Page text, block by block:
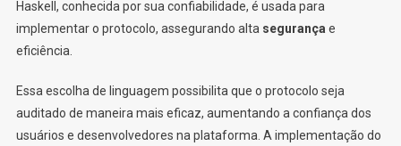
Haskell, conhecida por sua confiabilidade, é usada para
implementar o protocolo, assegurando alta segurança e
eficiência.
Essa escolha de linguagem possibilita que o protocolo seja
auditado de maneira mais eficaz, aumentando a confiança dos
usuários e desenvolvedores na plataforma. A implementação do